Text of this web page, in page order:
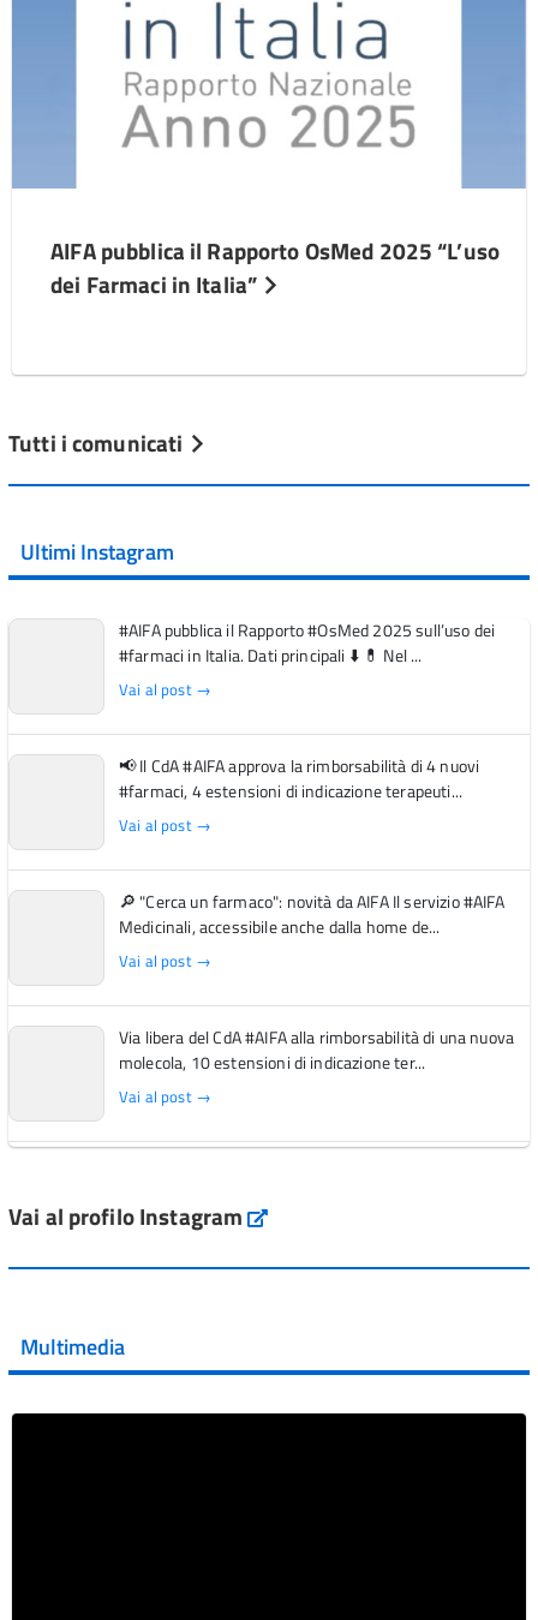
AIFA pubblica il Rapporto OsMed 2025 “L’uso
dei Farmaci in Italia”
Tutti i comunicati
Ultimi Instagram
#AIFA pubblica il Rapporto #OsMed 2025 sull’uso dei
#farmaci in Italia. Dati principali ⬇️ 💊 Nel ...
Vai al post →
📢 Il CdA #AIFA approva la rimborsabilità di 4 nuovi
#farmaci, 4 estensioni di indicazione terapeuti...
Vai al post →
🔎 "Cerca un farmaco": novità da AIFA Il servizio #AIFA
Medicinali, accessibile anche dalla home de...
Vai al post →
Via libera del CdA #AIFA alla rimborsabilità di una nuova
molecola, 10 estensioni di indicazione ter...
Vai al post →
Vai al post →
Vai al post →
Vai al profilo Instagram Instagram
Multimedia